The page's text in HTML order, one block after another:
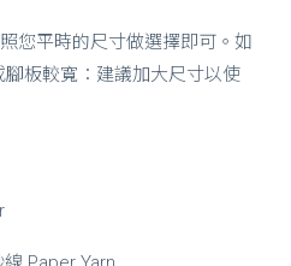
您平時的尺寸做選擇即可。如
板較寬：建議加大尺寸以使